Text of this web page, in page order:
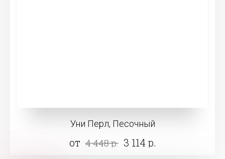
Уни Перл, Песочный
от 4 448 р. 3 114 р.